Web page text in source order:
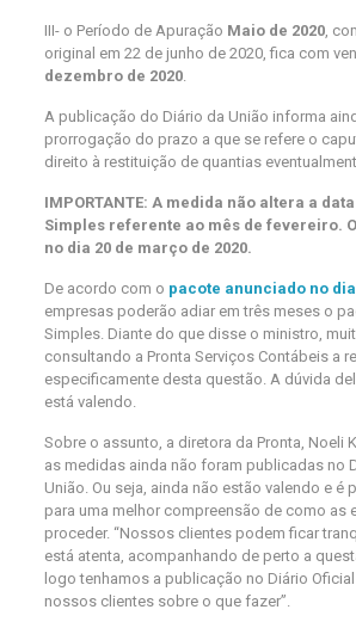
III- o Período de Apuração Maio de 2020,
original em 22 de junho de 2020, fica com
dezembro de 2020.
A publicação do Diário da União informa
prorrogação do prazo a que se refere o
direito à restituição de quantias
IMPORTANTE: A medida não altera a
Simples referente ao mês de fevereiro.
no dia 20 de março de 2020.
De acordo com o pacote anunciado no
empresas poderão adiar em três meses o
Simples. Diante do que disse o ministro,
consultando a Pronta Serviços Contábeis a
especificamente desta questão. A dúvida
está valendo.
Sobre o assunto, a diretora da Pronta, Noeli
as medidas ainda não foram publicadas no
União. Ou seja, ainda não estão valendo e é
para uma melhor compreensão de como as
proceder. “Nossos clientes podem ficar
está atenta, acompanhando de perto a
logo tenhamos a publicação no Diário
nossos clientes sobre o que fazer”.